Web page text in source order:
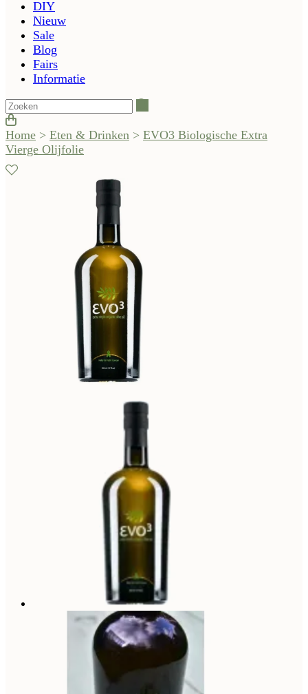
DIY
Nieuw
Sale
Blog
Fairs
Informatie
Home > Eten & Drinken > EVO3 Biologische Extra
Vierge Olijfolie